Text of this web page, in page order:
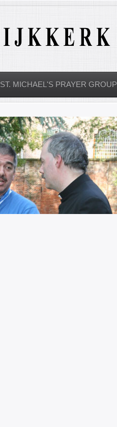
ST. MICHAEL'S PRAYER GROUP